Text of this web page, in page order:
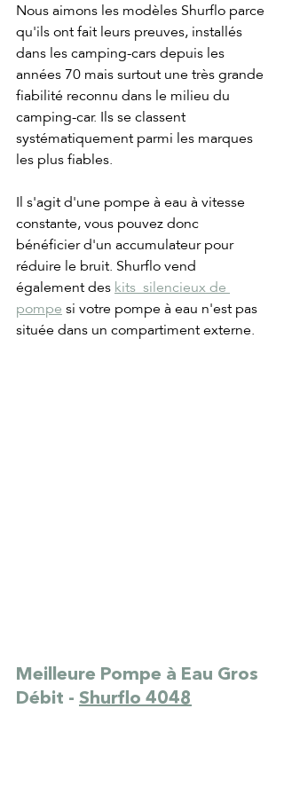
Nous aimons les modèles Shurflo parce
qu'ils ont fait leurs preuves, installés
dans les camping-cars depuis les
années 70 mais surtout une très grande
fiabilité reconnu dans le milieu du
camping-car. Ils se classent
systématiquement parmi les marques
les plus fiables.
Il s'agit d'une pompe à eau à vitesse
constante, vous pouvez donc
bénéficier d'un accumulateur pour
réduire le bruit. Shurflo vend
également des kits  silencieux de
pompe si votre pompe à eau n'est pas
située dans un compartiment externe.
Meilleure Pompe à Eau Gros
Débit - Shurflo 4048